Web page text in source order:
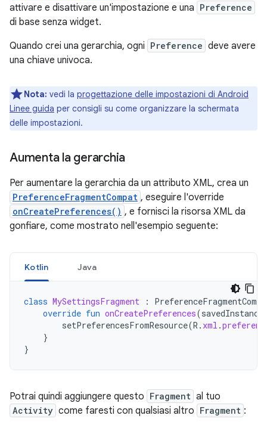
attivare e disattivare un'impostazione e una Preference
di base senza widget.
Quando crei una gerarchia, ogni Preference deve avere
una chiave univoca.
Nota: vedi la progettazione delle impostazioni di Android
Linee guida per consigli su come organizzare la schermata
delle impostazioni.
Aumenta la gerarchia
Per aumentare la gerarchia da un attributo XML, crea un
PreferenceFragmentCompat , eseguire l'override
onCreatePreferences() , e fornisci la risorsa XML da
gonfiare, come mostrato nell'esempio seguente:
Kotlin Java
class MySettingsFragment :
override fun onCreatePreferences(
setPreferencesFromResource(R . xml .
}
}
Potrai quindi aggiungere questo Fragment al tuo
Activity come faresti con qualsiasi altro Fragment :